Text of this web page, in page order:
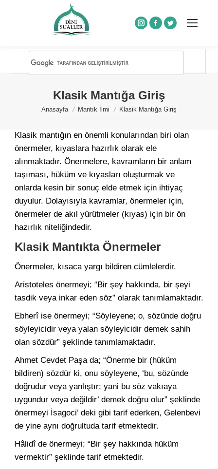
Instagram
Facebook
Twitter
Klasik Mantığa Giriş
You are here:
Anasayfa Mantık İlmi Klasik Mantığa Giriş
Klasik mantığın en önemli konularından biri olan
önermeler, kıyaslara hazırlık olarak ele
alınmaktadır. Önermelere, kavramların bir anlam
taşıması, hüküm ve kıyasları oluşturmak ve
onlarda kesin bir sonuç elde etmek için ihtiyaç
duyulur. Dolayısıyla kavramlar, önermeler için,
önermeler de akıl yürütmeler (kıyas) için bir ön
hazırlık niteliğindedir.
Klasik Mantıkta Önermeler
Önermeler, kısaca yargı bildiren cümlelerdir.
Aristoteles önermeyi; “Bir şey hakkında, bir şeyi
tasdik veya inkar eden söz” olarak tanımlamaktadır.
Ebherî ise önermeyi; “Söyleyene; o, sözünde doğru
söyleyicidir veya yalan söyleyicidir demek sahih
olan sözdür” şeklinde tanımlamaktadır.
Ahmet Cevdet Paşa da; “Önerme bir (hüküm
bildiren) sözdür ki, onu söyleyene, ‘bu, sözünde
doğrudur veya yanlıştır; yani bu söz vakıaya
uygundur veya değildir’ demek doğru olur” şeklinde
önermeyi İsagoci’ deki gibi tarif ederken, Gelenbevi
de yine aynı doğrultuda tarif etmektedir.
Hâlidî de önermeyi; “Bir şey hakkında hüküm
vermektir” şeklinde tarif etmektedir.